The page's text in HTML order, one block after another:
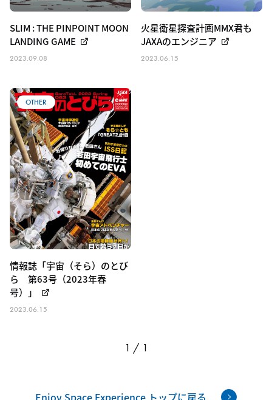
SLIM : THE PINPOINT MOON
LANDING GAME
2023.09.08
火星衛星探査計画MMX君も
JAXAのエンジニア
2023.06.15
OTHER
情報誌「宇宙（そら）のとび
ら 第63号（2023年春
号）」
2023.06.15
1 / 1
Enjoy Space Experience トップに戻る